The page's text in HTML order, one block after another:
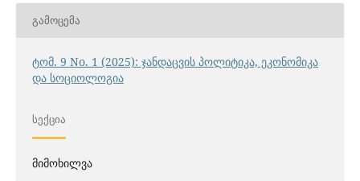
ᲒᲐᲛᲝᲪᲔᲛᲐ
ტომ. 9 No. 1 (2025): ჯანდაცვის პოლიტიკა, ეკონომიკა
და სოციოლოგია
ᲡᲔᲥᲪᲘᲐ
მიმოხილვა